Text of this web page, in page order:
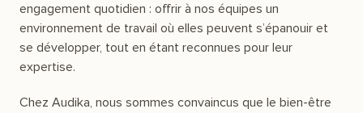
engagement quotidien : offrir à nos équipes un
environnement de travail où elles peuvent s’épanouir et
se développer, tout en étant reconnues pour leur
expertise.
Chez Audika, nous sommes convaincus que le bien-être